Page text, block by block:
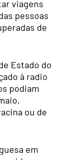
viagens
pessoas
de
Estado do
à radio
podiam
ou de
em